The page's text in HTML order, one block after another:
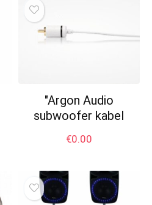
"Argon Audio
subwoofer kabel
€0.00